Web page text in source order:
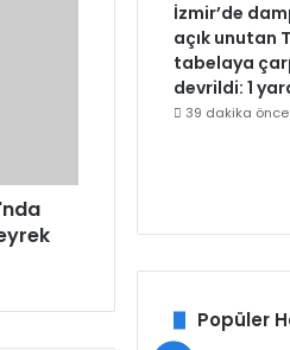
İzmir’de
açık unutan
tabelaya
devrildi: 1
39 dakika önce
Popüler